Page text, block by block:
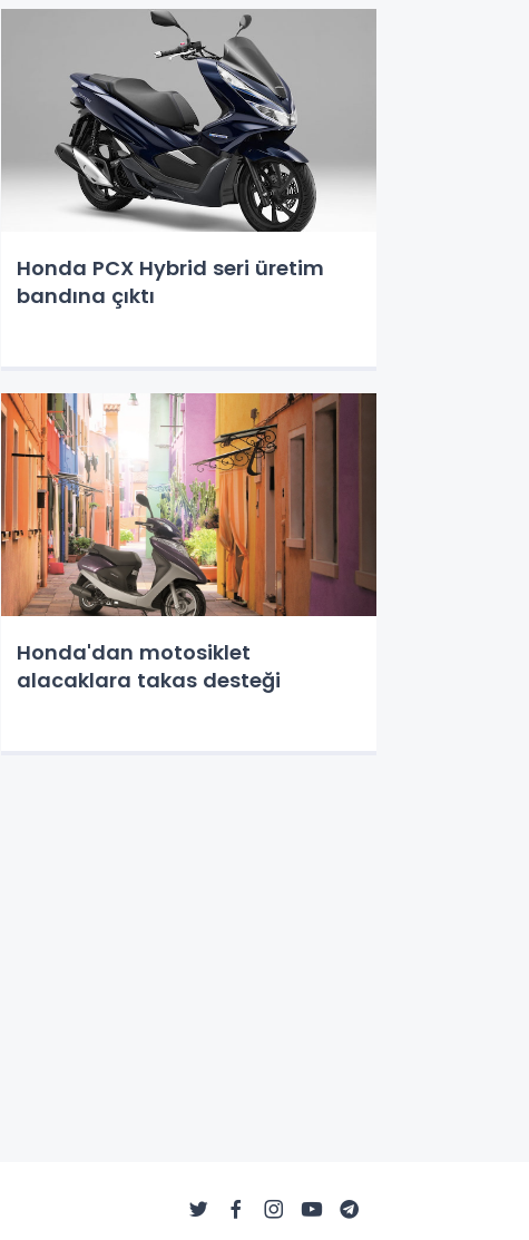
Honda PCX Hybrid seri üretim
bandına çıktı
Honda'dan motosiklet
alacaklara takas desteği